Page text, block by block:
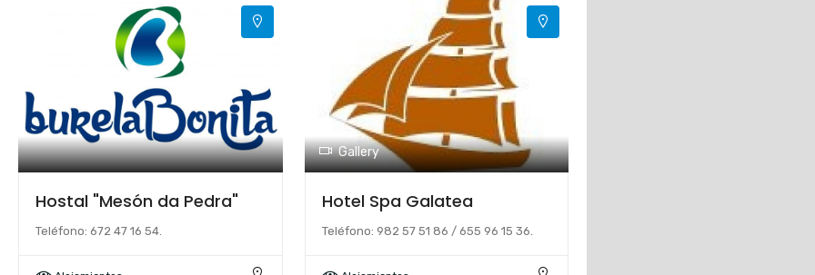
Hostal "Mesón da Pedra"
Teléfono: 672 47 16 54.
Gallery
Hotel Spa Galatea
Teléfono: 982 57 51 86 / 655 96 15 36.